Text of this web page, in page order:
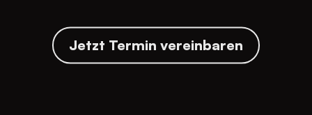
Jetzt Termin vereinbaren